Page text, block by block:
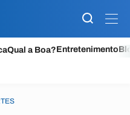
Qual a Boa?Entretenimento